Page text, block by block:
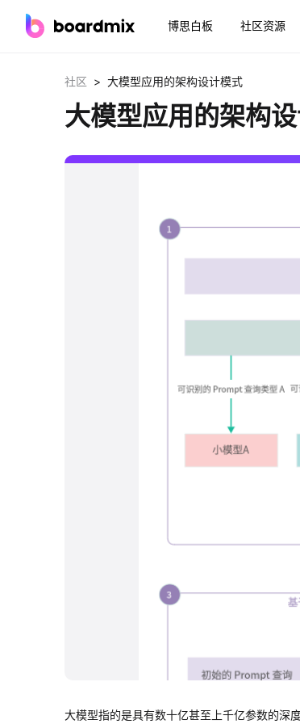
博思白板 社区资源
社区 > 大模型应用的架构设计模式
大模型应用的架构
大模型指的是具有数十亿甚至上千亿参数的深